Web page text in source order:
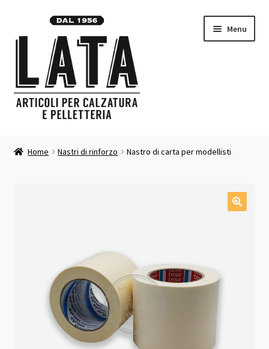
alla
navigazione
al
contenuto
Menu
menu
child
Home Nastri di rinforzo Nastro di carta per modellisti